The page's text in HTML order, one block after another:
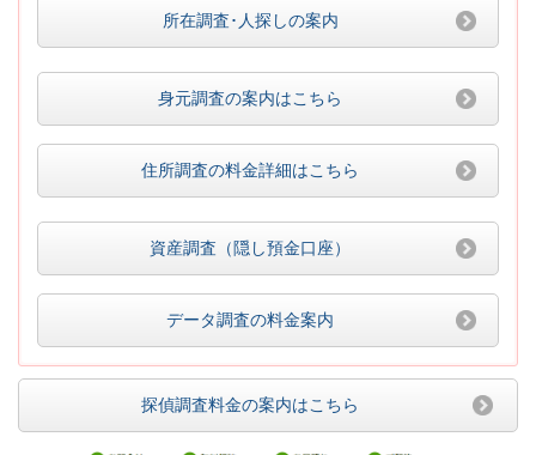
所在調査･人探しの案内
身元調査の案内はこちら
住所調査の料金詳細はこちら
資産調査（隠し預金口座）
データ調査の料金案内
探偵調査料金の案内はこちら